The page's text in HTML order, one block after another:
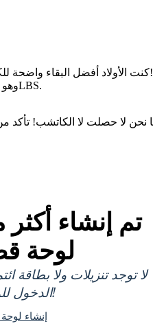
كنت الأولاد أفضل البقاء واضحة للكيرلي. انه ملاكم الوزن فوضى!
(ن.) وهو ملاكم هاو وزنها تحت 200LBS.
نحن لا حصلت لا الكاتشب! تأكد من
تم إنشاء
لوحة
لا توجد تنزيلات ولا بطاقة
الدخول للمحاولة!
إنشاء